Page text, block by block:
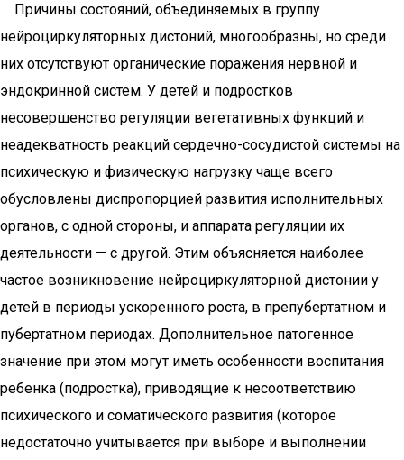
Причины состояний, объединяемых в группу
нейроциркуляторных дистоний, многообразны, но среди
них отсутствуют органические поражения нервной и
эндокринной систем. У детей и подростков
несовершенство регуляции вегетативных функций и
неадекватность реакций сердечно-сосудистой системы на
психическую и физическую нагрузку чаще всего
обусловлены диспропорцией развития исполнительных
органов, с одной стороны, и аппарата регуляции их
деятельности — с другой. Этим объясняется наиболее
частое возникновение нейроциркуляторной дистонии у
детей в периоды ускоренного роста, в препубертатном и
пубертатном периодах. Дополнительное патогенное
значение при этом могут иметь особенности воспитания
ребенка (подростка), приводящие к несоответствию
психического и соматического развития (которое
недостаточно учитывается при выборе и выполнении